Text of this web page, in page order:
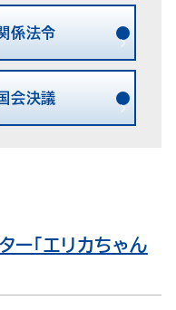
係法令
会決議
ー「エリカちゃん